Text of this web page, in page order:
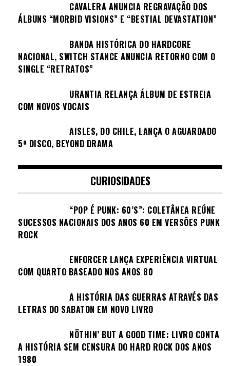
CAVALERA ANUNCIA REGRAVAÇÃO DOS
ÁLBUNS “MORBID VISIONS” E “BESTIAL DEVASTATION”
BANDA HISTÓRICA DO HARDCORE
NACIONAL, SWITCH STANCE ANUNCIA RETORNO COM O
SINGLE “RETRATOS”
URANTIA RELANÇA ÁLBUM DE ESTREIA
COM NOVOS VOCAIS
AISLES, DO CHILE, LANÇA O AGUARDADO
5º DISCO, BEYOND DRAMA
CURIOSIDADES
“POP É PUNK: 60’S”: COLETÂNEA REÚNE
SUCESSOS NACIONAIS DOS ANOS 60 EM VERSÕES PUNK
ROCK
ENFORCER LANÇA EXPERIÊNCIA VIRTUAL
COM QUARTO BASEADO NOS ANOS 80
A HISTÓRIA DAS GUERRAS ATRAVÉS DAS
LETRAS DO SABATON EM NOVO LIVRO
NÖTHIN’ BUT A GOOD TIME: LIVRO CONTA
A HISTÓRIA SEM CENSURA DO HARD ROCK DOS ANOS
1980